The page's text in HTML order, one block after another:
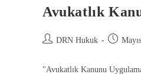
Avukatlık
DRN Hukuk
"Avukatlık Kanunu